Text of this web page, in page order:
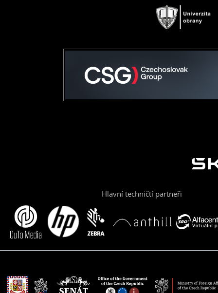
Hlavní techničtí partneři